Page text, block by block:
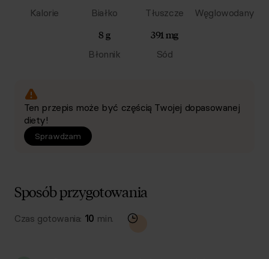
Kalorie Białko Tłuszcze Węglowodany
8 g
Błonnik
391 mg
Sód
Ten przepis może być częścią Twojej dopasowanej
diety!
Sprawdzam
Sposób przygotowania
Czas gotowania: 10 min.